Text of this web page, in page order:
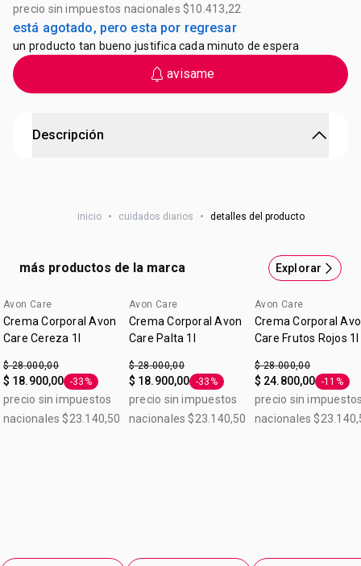
precio sin impuestos nacionales $10.413,22
está agotado, pero esta por regresar
un producto tan bueno justifica cada minuto de espera
avisame
Descripción
1. 48h** de humectación.
4. Piel con aspecto saludable.
inicio • cuidados diarios • detalles del producto
más productos de la marca Explorar
Avon Care
Crema Corporal Avon
Care Cereza 1l
$ 28.000,00
$ 18.900,00 Etiqueta -33%
-33%
precio sin impuestos
nacionales $23.140,50
Avon Care
Crema Corporal Avon
Care Palta 1l
$ 28.000,00
$ 18.900,00 Etiqueta -33%
-33%
precio sin impuestos
nacionales $23.140,50
Avon Care
Crema Corporal
Care Frutos Rojos 1l
$ 28.000,00
$ 24.800,00 Etiqueta
-11%
precio sin
nacionales